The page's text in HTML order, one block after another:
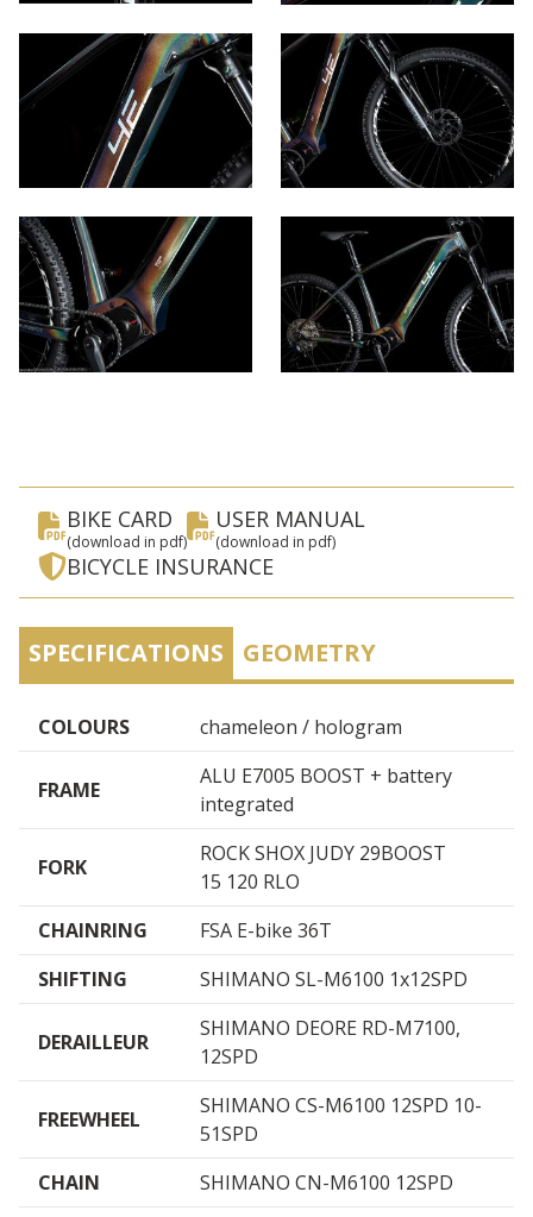
BIKE CARD
(download in pdf)
USER MANUAL
(download in pdf)
BICYCLE INSURANCE
SPECIFICATIONS GEOMETRY
COLOURS chameleon / hologram
FRAME
ALU E7005 BOOST + battery
integrated
FORK
ROCK SHOX JUDY 29BOOST
15 120 RLO
CHAINRING
FSA E-bike 36T
SHIFTING
SHIMANO SL-M6100 1x12SPD
DERAILLEUR
SHIMANO DEORE RD-M7100,
12SPD
FREEWHEEL
SHIMANO CS-M6100 12SPD 10-
51SPD
CHAIN
SHIMANO CN-M6100 12SPD